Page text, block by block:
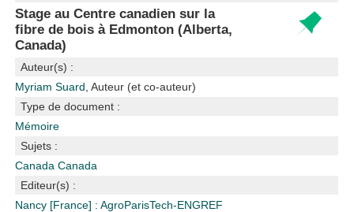
Stage au Centre canadien sur la
fibre de bois à Edmonton (Alberta,
Canada)
Auteur(s) :
Myriam Suard , Auteur (et co-auteur)
Type de document :
Mémoire
Sujets :
CanadaCanada
Editeur(s) :
Nancy [France] : AgroParisTech-ENGREF